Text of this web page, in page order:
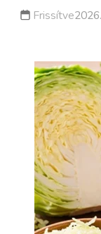
Frissítve